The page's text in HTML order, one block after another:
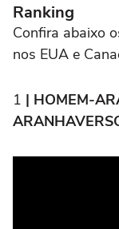
Ranking
Confira abaixo
nos EUA e
1 | HOMEM-